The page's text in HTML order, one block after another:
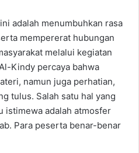
adalah menumbuhkan rasa
mempererat hubungan
melalui kegiatan
Kindy percaya bahwa
namun juga perhatian,
tulus. Salah satu hal yang
istimewa adalah atmosfer
Para peserta benar-benar